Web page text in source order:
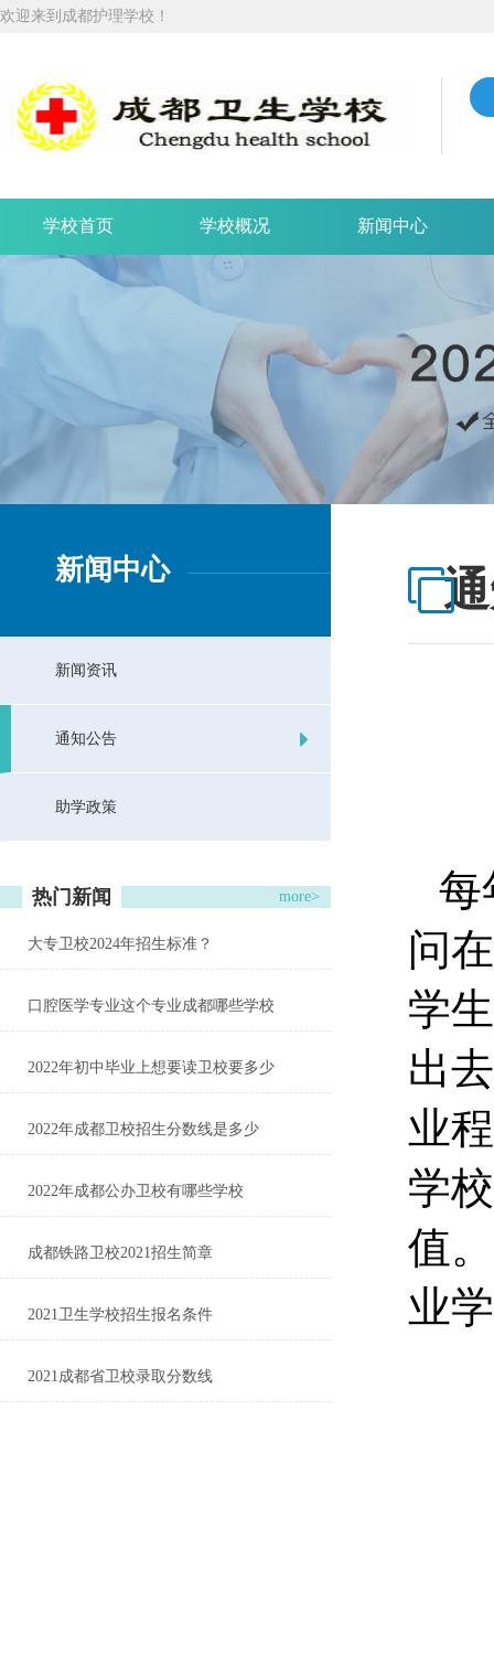
欢迎来到成都护理学校！
学校首页 学校概况 新闻中心
新闻中心
新闻资讯
通知公告
助学政策
热门新闻 more>
大专卫校2024年招生标准？
口腔医学专业这个专业成都哪些学校
2022年初中毕业上想要读卫校要多少
2022年成都卫校招生分数线是多少
2022年成都公办卫校有哪些学校
成都铁路卫校2021招生简章
2021卫生学校招生报名条件
2021成都省卫校录取分数线
每
问
学
出
业
学
值
业